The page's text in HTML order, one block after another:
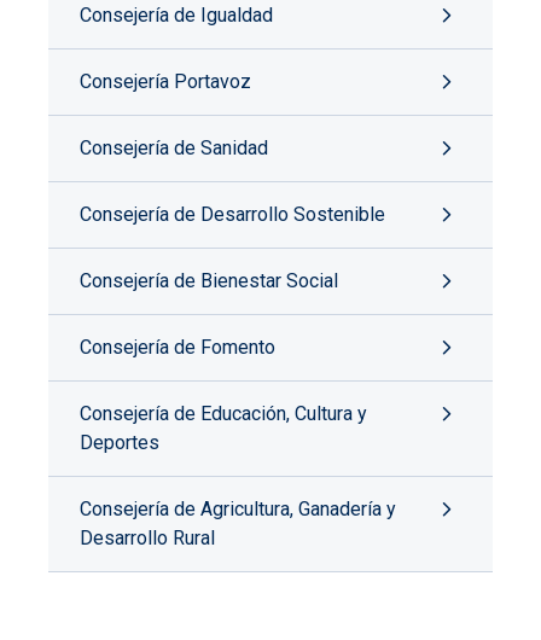
Consejería de Igualdad
Consejería Portavoz
Consejería de Sanidad
Consejería de Desarrollo Sostenible
Consejería de Bienestar Social
Consejería de Fomento
Consejería de Educación, Cultura y
Deportes
Consejería de Agricultura, Ganadería y
Desarrollo Rural